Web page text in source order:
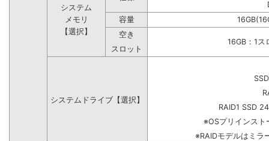
システム
メモリ
【選択】
容量
空き
16GB：1
スロット
システムドライブ【選択】
RAID1 SSD
※OSプリインスト
※RAIDモデルはミラ